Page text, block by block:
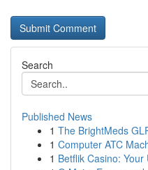
Search
Published News
1 The BrightMeds
1 Computer ATC
1 Betflik Casino: